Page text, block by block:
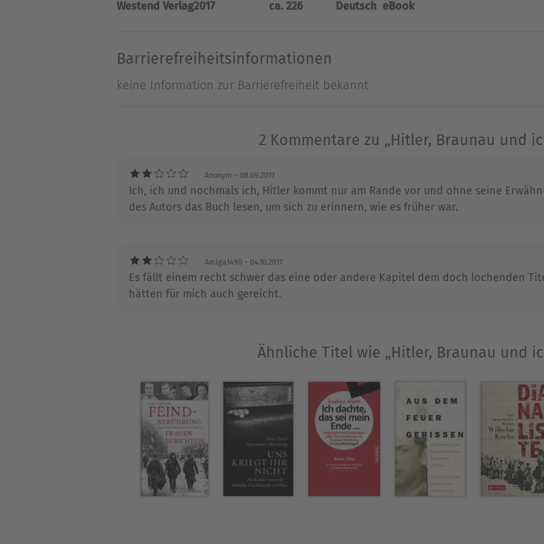
Suche nach der Wahrheit und offenbart in diesem Buch exemplarisch die
Henning Burk arbeitete als Autor und Regisseur für ARD, ZDF, 3sat und arte. In
jüdischer Mitbürger durch verbrecherische Steuergesetze, die
Westend Verlag2017 ca. 226 Deutsch eBook
Barrierefreiheitsinformationen
keine Information zur Barrierefreiheit bekannt
2 Kommentare zu „Hitler, Braunau und
Anonym – 08.09.2017
Ich, ich und nochmals ich, Hitler kommt nur am Rande vor und ohne seine
des Autors das Buch lesen, um sich zu erinnern, wie es früher war.
Amiga1490 – 04.10.2017
Es fällt einem recht schwer das eine oder andere Kapitel dem doch lochenden
hätten für mich auch gereicht.
Ähnliche Titel wie „Hitler, Braunau und